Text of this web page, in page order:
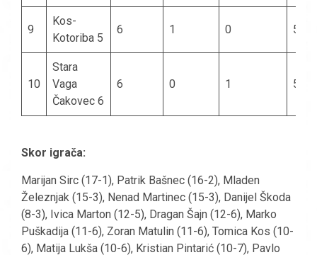
9
Kos-
Kotoriba 5
6 1 0 5
10
Stara
Vaga
Čakovec 6
6 0 1 5
Skor igrača:
Marijan Sirc (17-1), Patrik Bašnec (16-2), Mladen
Železnjak (15-3), Nenad Martinec (15-3), Danijel Škoda
(8-3), Ivica Marton (12-5), Dragan Šajn (12-6), Marko
Puškadija (11-6), Zoran Matulin (11-6), Tomica Kos (10-
6), Matija Lukša (10-6), Kristian Pintarić (10-7), Pavlo